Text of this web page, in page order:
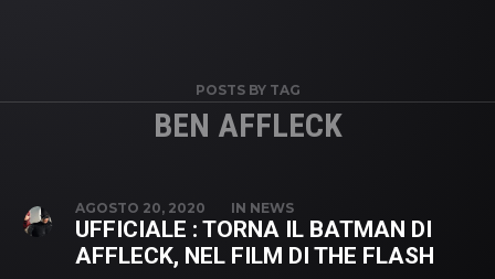
POSTS BY TAG
BEN AFFLECK
AGOSTO 20, 2020 IN NEWS
UFFICIALE : TORNA IL BATMAN DI
AFFLECK, NEL FILM DI THE FLASH